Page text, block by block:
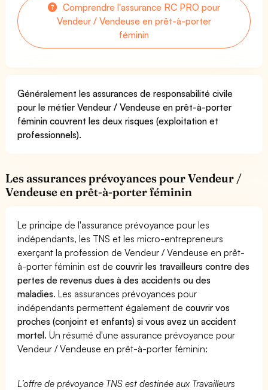
Comprendre l'assurance RC PRO pour
Vendeur / Vendeuse en prêt-à-porter
féminin
Généralement les assurances de responsabilité civile
pour le métier Vendeur / Vendeuse en prêt-à-porter
féminin couvrent les deux risques (exploitation et
professionnels).
Les assurances prévoyances pour Vendeur /
Vendeuse en prêt-à-porter féminin
Le principe de l'assurance prévoyance pour les
indépendants, les TNS et les micro-entrepreneurs
exerçant la profession de Vendeur / Vendeuse en prêt-
à-porter féminin est decouvrir les travailleurs contre des
pertes de revenus dues à des accidents ou des
maladies. Les assurances prévoyances pour
indépendants permettent également decouvrir vos
proches (conjoint et enfants) si vous avez un accident
mortel. Un résumé d'une assurance prévoyance pour
Vendeur / Vendeuse en prêt-à-porter féminin:
L’offre de prévoyance TNS est destinée aux Travailleurs